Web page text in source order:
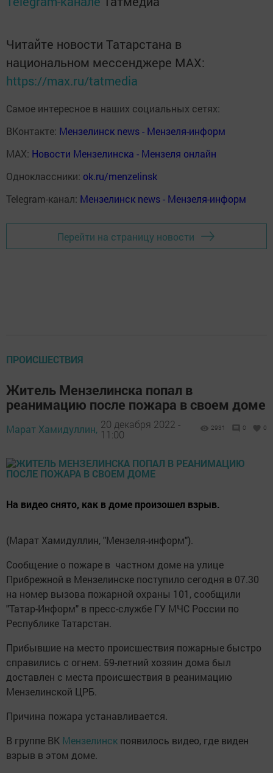
Читайте новости Татарстана в
национальном мессенджере MАХ:
https://max.ru/tatmedia
Самое интересное в наших социальных сетях:
ВКонтакте: Мензелинск news - Мензеля-информ
MAX: Новости Мензелинска - Мензеля онлайн
Одноклассники: ok.ru/menzelinsk
Telegram-канал: Мензелинск news - Мензеля-информ
Перейти на страницу новости
ПРОИСШЕСТВИЯ
Житель Мензелинска попал в
реанимацию после пожара в своем доме
Марат Хамидуллин, 20 декабря 2022 -
11:00
2931 0 0
На видео снято, как в доме произошел взрыв.
(Марат Хамидуллин, "Мензеля-информ").
Сообщение о пожаре в частном доме на улице
Прибрежной в Мензелинске поступило сегодня в 07.30
на номер вызова пожарной охраны 101, сообщили
"Татар-Информ" в пресс-службе ГУ МЧС России по
Республике Татарстан.
Прибывшие на место происшествия пожарные быстро
справились с огнем. 59-летний хозяин дома был
доставлен с места происшествия в реанимацию
Мензелинской ЦРБ.
Причина пожара устанавливается.
В группе ВК Мензелинск появилось видео, где виден
взрыв в этом доме.